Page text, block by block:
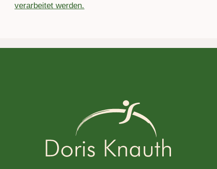
verarbeitet werden.